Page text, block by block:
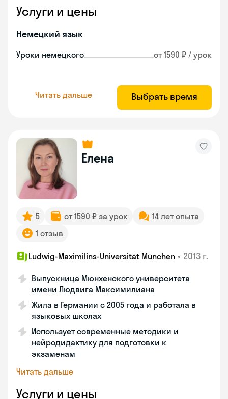
Услуги и цены
Немецкий язык
Уроки немецкого от 1590 ₽ / урок
Читать дальше Выбрать время
Елена
5 от 1590 ₽ за урок
14 лет опыта
1 отзыв
Ludwig-Maximilins-Universität München • 2013 г.
Выпускница Мюнхенского университета
имени Людвига Максимилиана
Жила в Германии с 2005 года и работала в
языковых школах
Использует современные методики и
нейродидактику для подготовки к
экзаменам
Читать дальше
Услуги и цены